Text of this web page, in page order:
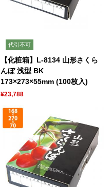
代引不可
【化粧箱】L-8134 山形さくら
んぼ 浅型 BK
173×273×55mm (100枚入)
¥23,788